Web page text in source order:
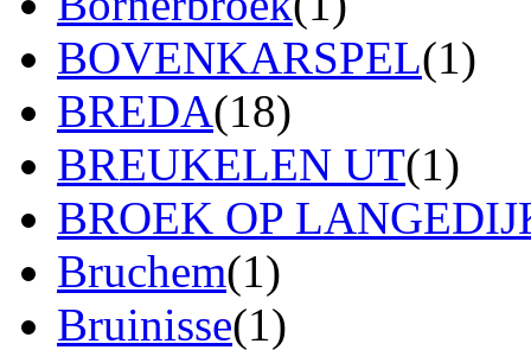
BOVENKARSPEL(1)
BREDA(18)
BREUKELEN UT(1)
BROEK OP
Bruchem(1)
Bruinisse(1)